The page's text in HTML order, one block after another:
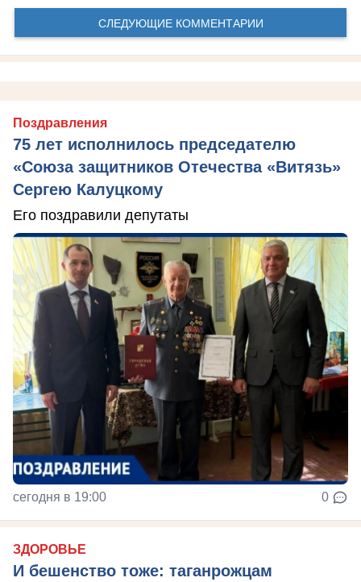
СЛЕДУЮЩИЕ КОММЕНТАРИИ
Поздравления
75 лет исполнилось председателю
«Союза защитников Отечества «Витязь»
Сергею Калуцкому
Его поздравили депутаты
сегодня в 19:00 0
ЗДОРОВЬЕ
И бешенство тоже: таганрожцам